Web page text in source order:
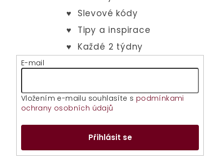
E-mail
Vložením e-mailu souhlasíte s podmínkami
ochrany osobních údajů
Přihlásit se